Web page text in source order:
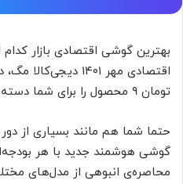
بهترین گوشی اقتصادی بازار
تومان ۹ محصول را برای شما دسته‌بندی، معرفی و بررسی کرده‌ایم.
حتما شما هم مانند بسیاری از
گوشی هوشمند جدید با هر
محاصره‌ی انبوهی از مدل‌های